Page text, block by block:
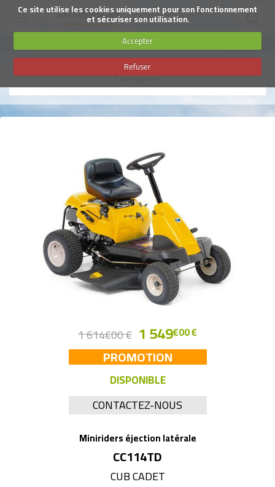
Ce site utilise les cookies uniquement pour son fonctionnement
et sécuriser son utilisation.
Accepter
Refuser
Aller
contenu
principal
navigation
SUIVEZ-NOUS
Catégories
1 614€00 € 1 549€00 €
PROMOTION
DISPONIBLE
CONTACTEZ-NOUS
Miniriders éjection latérale
CC114TD
CUB CADET